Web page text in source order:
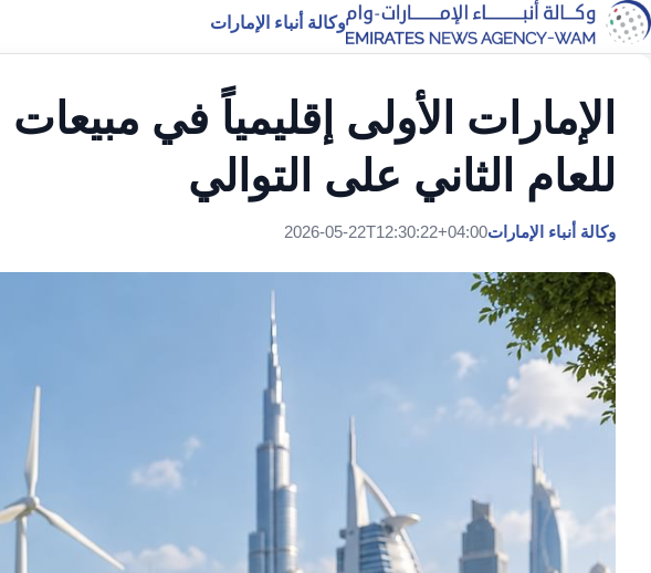
وكالة أنباء الإمارات
الإمارات الأولى إقليمياً في
للعام الثاني على التوالي
وكالة أنباء الإمارات2026-05-22T12:30:22+04:00